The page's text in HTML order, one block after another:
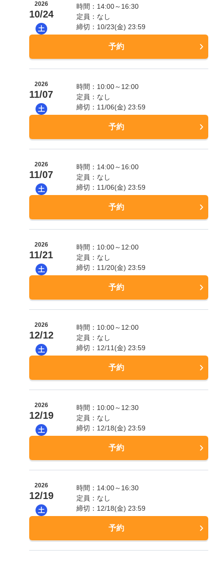
2026
10/24
土
時間：14:00～16:30
定員：なし
締切：10/23(金) 23:59
予約
2026
11/07
土
時間：10:00～12:00
定員：なし
締切：11/06(金) 23:59
予約
2026
11/07
土
時間：14:00～16:00
定員：なし
締切：11/06(金) 23:59
予約
2026
11/21
土
時間：10:00～12:00
定員：なし
締切：11/20(金) 23:59
予約
2026
12/12
土
時間：10:00～12:00
定員：なし
締切：12/11(金) 23:59
予約
2026
12/19
土
時間：10:00～12:30
定員：なし
締切：12/18(金) 23:59
予約
2026
12/19
土
時間：14:00～16:30
定員：なし
締切：12/18(金) 23:59
予約